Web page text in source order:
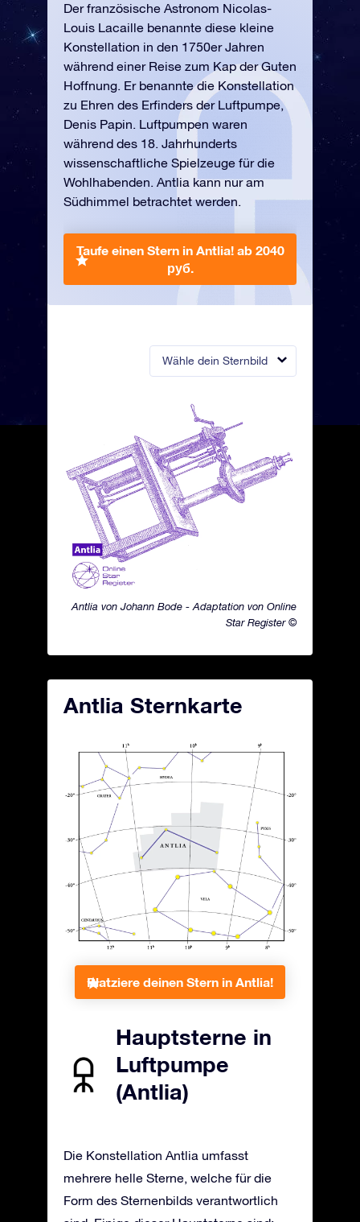
Wähle dein Sternbild
Antlia von Johann Bode - Adaptation von Online
Star Register ©
Der französische Astronom Nicolas-
Louis Lacaille benannte diese kleine
Konstellation in den 1750er Jahren
während einer Reise zum Kap der Guten
Hoffnung. Er benannte die Konstellation
zu Ehren des Erfinders der Luftpumpe,
Denis Papin. Luftpumpen waren
während des 18. Jahrhunderts
wissenschaftliche Spielzeuge für die
Wohlhabenden. Antlia kann nur am
Südhimmel betrachtet werden.
Taufe einen Stern in Antlia! ab 2040
руб.
Antlia Sternkarte
Platziere deinen Stern in Antlia!
Hauptsterne in
Luftpumpe
(Antlia)
Die Konstellation Antlia umfasst
mehrere helle Sterne, welche für die
Form des Sternenbilds verantwortlich